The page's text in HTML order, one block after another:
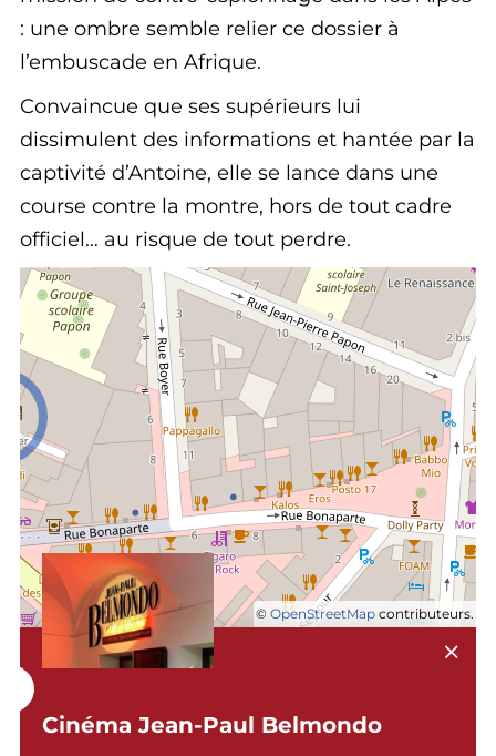
: une ombre semble relier ce dossier à
l’embuscade en Afrique.
Convaincue que ses supérieurs lui
dissimulent des informations et hantée par la
captivité d’Antoine, elle se lance dans une
course contre la montre, hors de tout cadre
officiel… au risque de tout perdre.
© OpenStreetMap contributeurs.
Cinéma Jean-Paul Belmondo